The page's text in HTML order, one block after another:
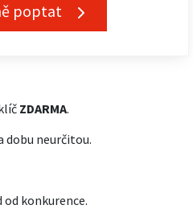
poptat
ZDARMA.
dobu neurčitou.
od konkurence.